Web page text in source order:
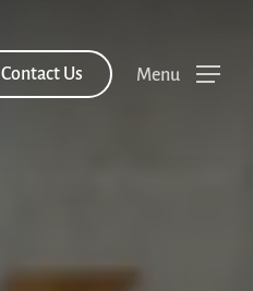
Contact Us Menu